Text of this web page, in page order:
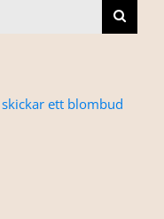
ett blombud